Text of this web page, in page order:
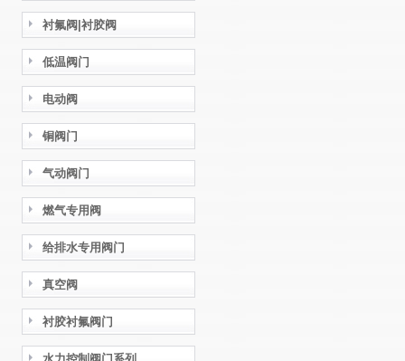
衬氟阀|衬胶阀
低温阀门
电动阀
铜阀门
气动阀门
燃气专用阀
给排水专用阀门
真空阀
衬胶衬氟阀门